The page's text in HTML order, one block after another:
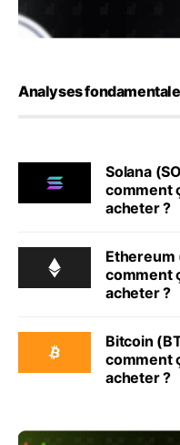
Analyses
Solana
comment
acheter ?
Ethereum
comment
acheter ?
Bitcoin
comment
acheter ?